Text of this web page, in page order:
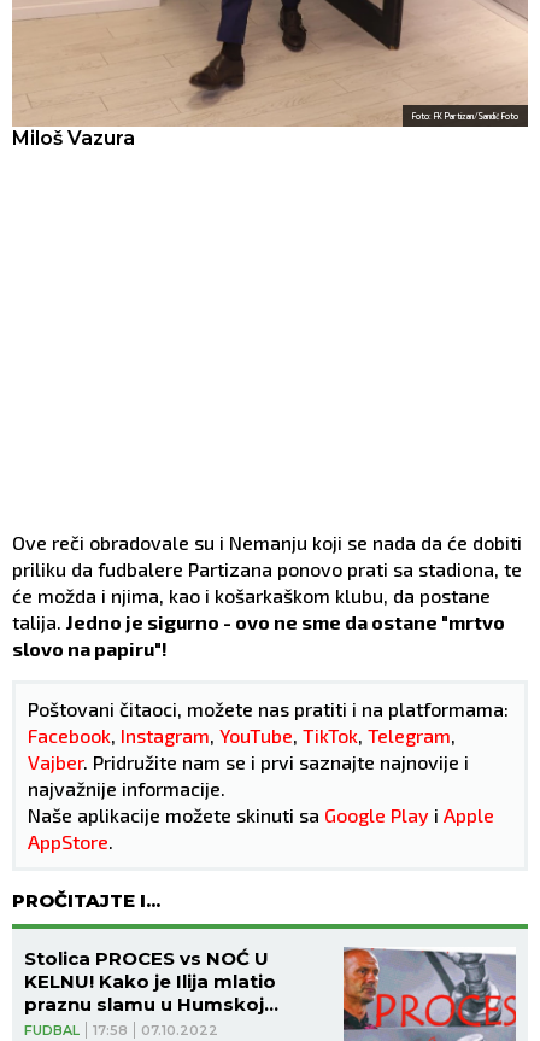
Foto: FK Partizan/Sandić Foto
Miloš Vazura
Ove reči obradovale su i Nemanju koji se nada da će dobiti
priliku da fudbalere Partizana ponovo prati sa stadiona, te
će možda i njima, kao i košarkaškom klubu, da postane
talija. Jedno je sigurno - ovo ne sme da ostane "mrtvo
slovo na papiru"!
Poštovani čitaoci, možete nas pratiti i na platformama:
Facebook, Instagram, YouTube, TikTok, Telegram,
Vajber. Pridružite nam se i prvi saznajte najnovije i
najvažnije informacije.
Naše aplikacije možete skinuti sa Google Play i Apple
AppStore.
PROČITAJTE I...
FUDBAL 17:58 07.10.2022
Stolica PROCES vs NOĆ U
KELNU! Kako je Ilija mlatio
praznu slamu u Humskoj...